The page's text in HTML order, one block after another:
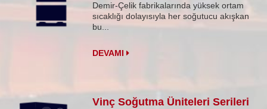
Demir-Çelik fabrikalarında yüksek ortam
sıcaklığı dolayısıyla her soğutucu akışkan
bu...
DEVAMI
Vinç Soğutma Üniteleri Serileri